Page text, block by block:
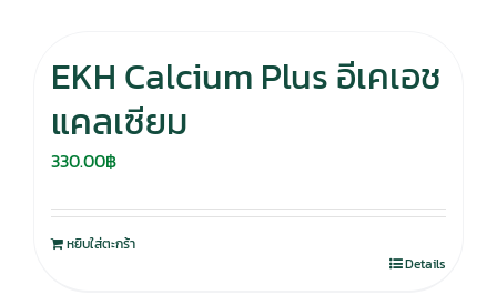
EKH Calcium Plus อีเคเอช
แคลเซียม
330.00฿
หยิบใส่ตะกร้า
Details